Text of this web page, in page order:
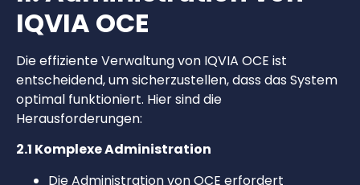
IQVIA OCE
Die effiziente Verwaltung von IQVIA OCE ist
entscheidend, um sicherzustellen, dass das System
optimal funktioniert. Hier sind die
Herausforderungen:
2.1 Komplexe Administration
Die Administration von OCE erfordert